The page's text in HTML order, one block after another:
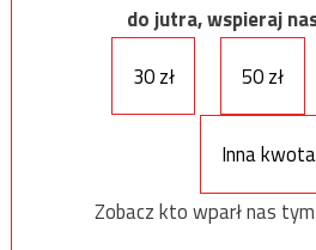
do jutra, wspieraj
30 zł
50 zł
Inna kwota
Zobacz kto wparł nas